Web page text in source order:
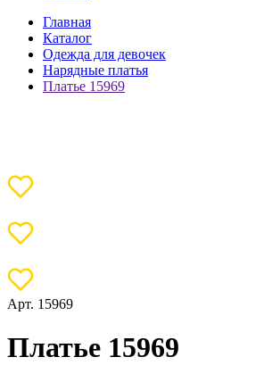
Главная
Каталог
Одежда для девочек
Нарядные платья
Платье 15969
Арт. 15969
Платье 15969